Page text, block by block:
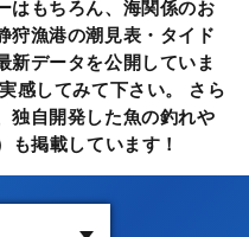
はもちろん、海関係のお
狩漁港の潮見表・タイド
新データを公開していま
感してみて下さい。 さら
独自開発した魚の釣れや
も掲載しています！